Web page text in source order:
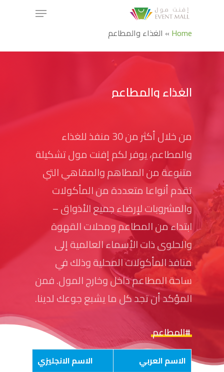
Home
» الغذاء والمطاعم
الغذاء والمطاعم
من خلال أكثر من 30 منفذ للغذاء
والمطاعم، يوفر لكم إفنت مول تشكيلة
متنوعة من المطاهم والمقاهي التي
تقدم أنواعا متعددة من المأكولات
والمشروبات لإرضاء جميع الأذواق –
ابتداء من المطاعم ومحلات القهوة
والحلوى ذات الأسماء العالمية إلى
منافذ المأكولات المحلية وذلك في
ساحة المطاعم داخل وخارج المول. فمن
المؤكد أن تجد كل ما يشبع جوعك لدينا.
#المطاعم
الاسم الانجليزي الاسم العربي